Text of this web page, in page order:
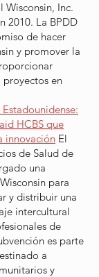
Inc.
2010. La BPDD
de hacer
y promover la
en
HCBS que
innovación El
de Salud de
una
para
y distribuir una
intercultural
de
es parte
a
y